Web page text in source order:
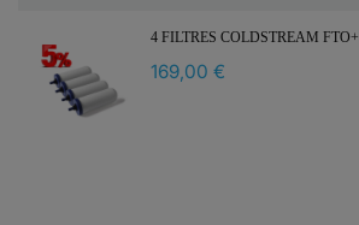
4 FILTRES COLDSTREAM FTO+
169,00 €